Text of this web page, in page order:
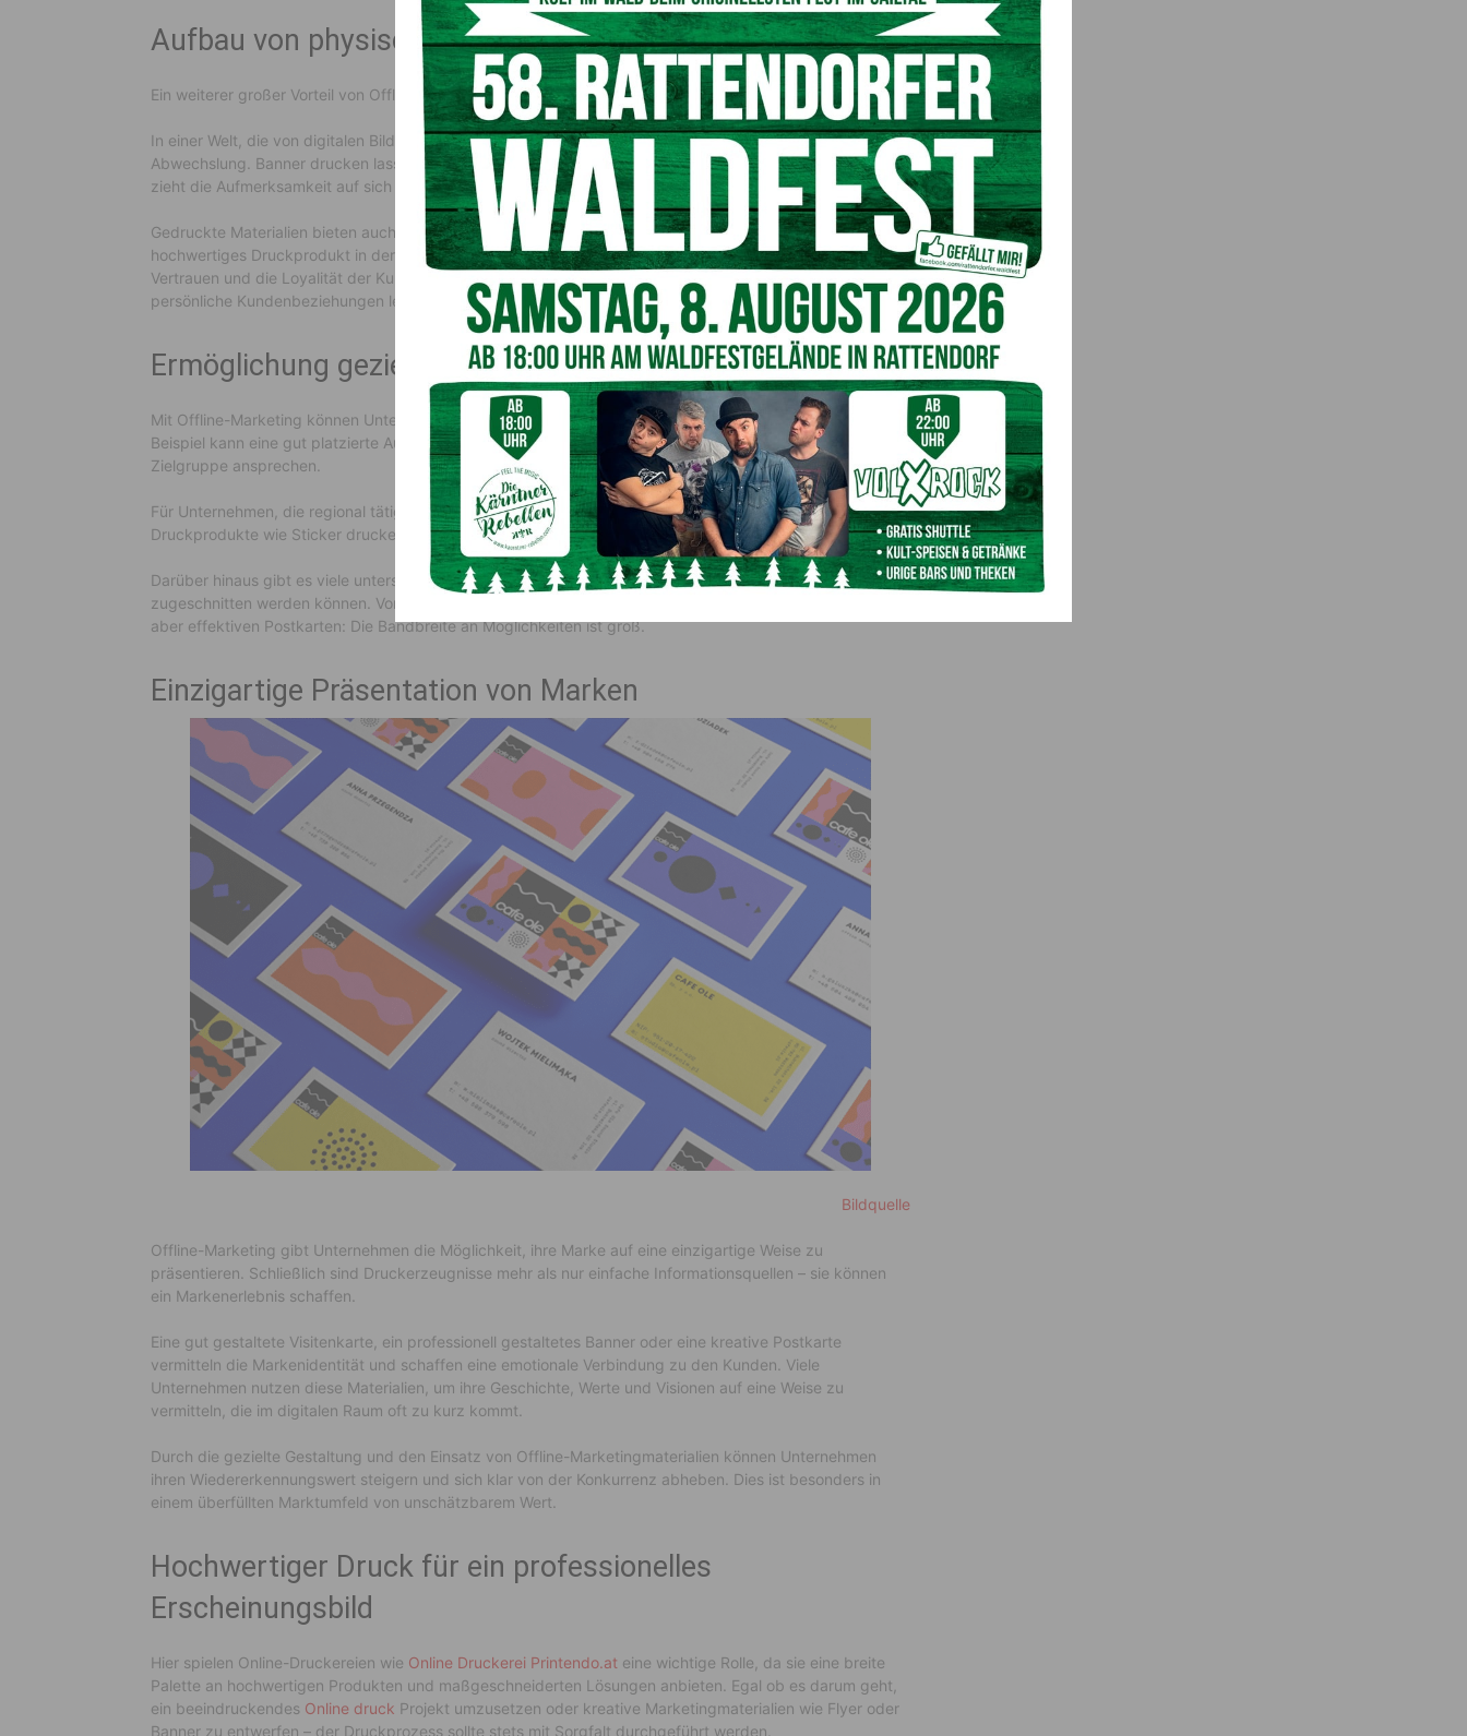
Aufbau von physischer Präsenz und greifbarer Interaktion
Ein weiterer großer Vorteil von Offline-Marketingmaterialien ist ihre physische Präsenz.
In einer Welt, die von digitalen Bildschirmen dominiert wird, bietet ein physisches Objekt eine willkommene
Abwechslung. Banner drucken lassen und sie auf Veranstaltungen, Messen oder im Geschäft aufzustellen,
zieht die Aufmerksamkeit auf sich und fördert die Interaktion.
Gedruckte Materialien bieten auch eine greifbare Interaktion, die digitale Medien nicht bieten können. Ein
hochwertiges Druckprodukt in der Hand zu halten, schafft eine direkte Verbindung und kann das
Vertrauen und die Loyalität der Kunden stärken. Dies ist besonders wichtig für Unternehmen, die Wert auf
persönliche Kundenbeziehungen legen.
Ermöglichung gezielter Werbung
Mit Offline-Marketing können Unternehmen gezielte Botschaften an spezifische Zielgruppen richten. Zum
Beispiel kann eine gut platzierte Außenwerbung oder ein individuell gestalteter Flyer eine lokale
Zielgruppe ansprechen.
Für Unternehmen, die regional tätig sind oder spezifische Kundensegmente erreichen möchten, sind
Druckprodukte wie Sticker drucken eine kosteneffiziente Möglichkeit, ihre Reichweite zu vergrößern.
Darüber hinaus gibt es viele unterschiedliche Formate und Druckmaterialien, die auf spezielle Bedürfnisse
zugeschnitten werden können. Von luxuriösen, hochwertig gedruckten Broschüren bis hin zu einfachen,
aber effektiven Postkarten: Die Bandbreite an Möglichkeiten ist groß.
Einzigartige Präsentation von Marken
Bildquelle
Offline-Marketing gibt Unternehmen die Möglichkeit, ihre Marke auf eine einzigartige Weise zu
präsentieren. Schließlich sind Druckerzeugnisse mehr als nur einfache Informationsquellen – sie können
ein Markenerlebnis schaffen.
Eine gut gestaltete Visitenkarte, ein professionell gestaltetes Banner oder eine kreative Postkarte
vermitteln die Markenidentität und schaffen eine emotionale Verbindung zu den Kunden. Viele
Unternehmen nutzen diese Materialien, um ihre Geschichte, Werte und Visionen auf eine Weise zu
vermitteln, die im digitalen Raum oft zu kurz kommt.
Durch die gezielte Gestaltung und den Einsatz von Offline-Marketingmaterialien können Unternehmen
ihren Wiedererkennungswert steigern und sich klar von der Konkurrenz abheben. Dies ist besonders in
einem überfüllten Marktumfeld von unschätzbarem Wert.
Hochwertiger Druck für ein professionelles
Erscheinungsbild
Hier spielen Online-Druckereien wie Online Druckerei Printendo.at eine wichtige Rolle, da sie eine breite
Palette an hochwertigen Produkten und maßgeschneiderten Lösungen anbieten. Egal ob es darum geht,
ein beeindruckendes Online druck Projekt umzusetzen oder kreative Marketingmaterialien wie Flyer oder
Banner zu entwerfen – der Druckprozess sollte stets mit Sorgfalt durchgeführt werden.